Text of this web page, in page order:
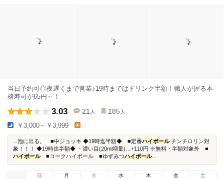
当日予約可◎夜遅くまで営業♪19時まではドリンク半額！職人が握る本
格寿司が65円～！
3.03 21 人 185 人
￥3,000～￥3,999 -
...泡に出る。 ■中ジョッキ ◆19時迄半額◆ ■定番ハイボールチンチロリン対
象！！！ ◆19時迄半額◆ ・濃い目(20ml増量)…+110円 ※無料・半額対象外 ■
ハイボール■コークハイボール ■ゆずみつハイボール...
日
月 火 水 木 金 土